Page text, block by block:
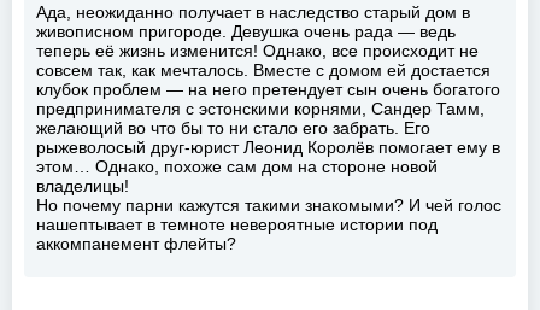
Ада, неожиданно получает в наследство старый дом в
живописном пригороде. Девушка очень рада — ведь
теперь её жизнь изменится! Однако, все происходит не
совсем так, как мечталось. Вместе с домом ей достается
клубок проблем — на него претендует сын очень богатого
предпринимателя с эстонскими корнями, Сандер Тамм,
желающий во что бы то ни стало его забрать. Его
рыжеволосый друг-юрист Леонид Королёв помогает ему в
этом… Однако, похоже сам дом на стороне новой
владелицы!
Но почему парни кажутся такими знакомыми? И чей голос
нашептывает в темноте невероятные истории под
аккомпанемент флейты?